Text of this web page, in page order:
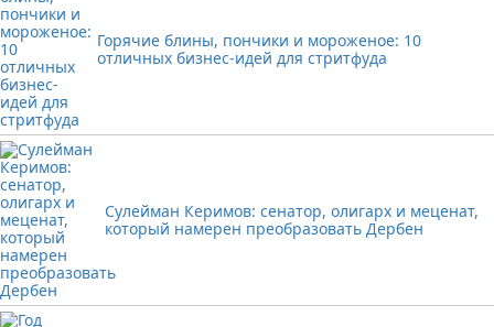
Горячие блины, пончики и мороженое: 10
отличных бизнес-идей для стритфуда
Сулейман Керимов: сенатор, олигарх и меценат,
который намерен преобразовать Дербен